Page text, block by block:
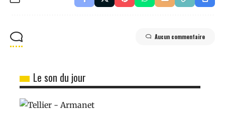
Aucun commentaire
Le son du jour